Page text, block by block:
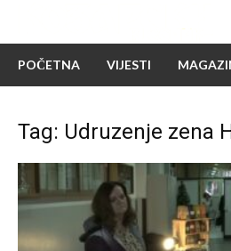
POČETNA VIJESTI
Tag: Udruzenje zena